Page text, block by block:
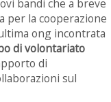
bandi che a breve
per la cooperazione
ong incontrata
di volontariato
di
sul